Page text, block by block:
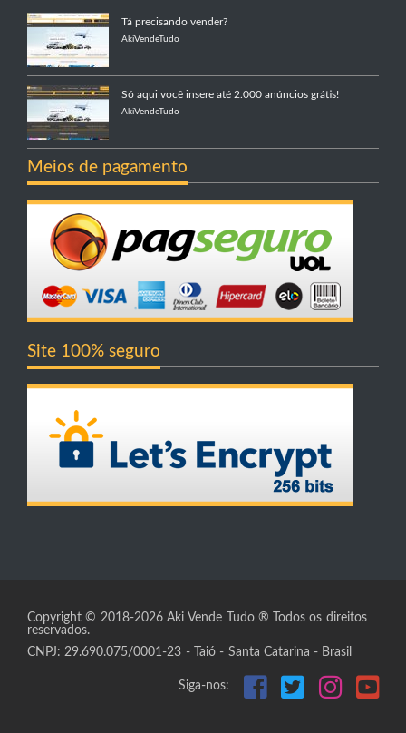
Tá precisando vender?
AkiVendeTudo
Só aqui você insere até 2.000 anúncios grátis!
AkiVendeTudo
Meios de pagamento
Site 100% seguro
Copyright © 2018-2026 Aki Vende Tudo ® Todos os direitos
reservados.
CNPJ: 29.690.075/0001-23 - Taió - Santa Catarina - Brasil
Siga-nos: